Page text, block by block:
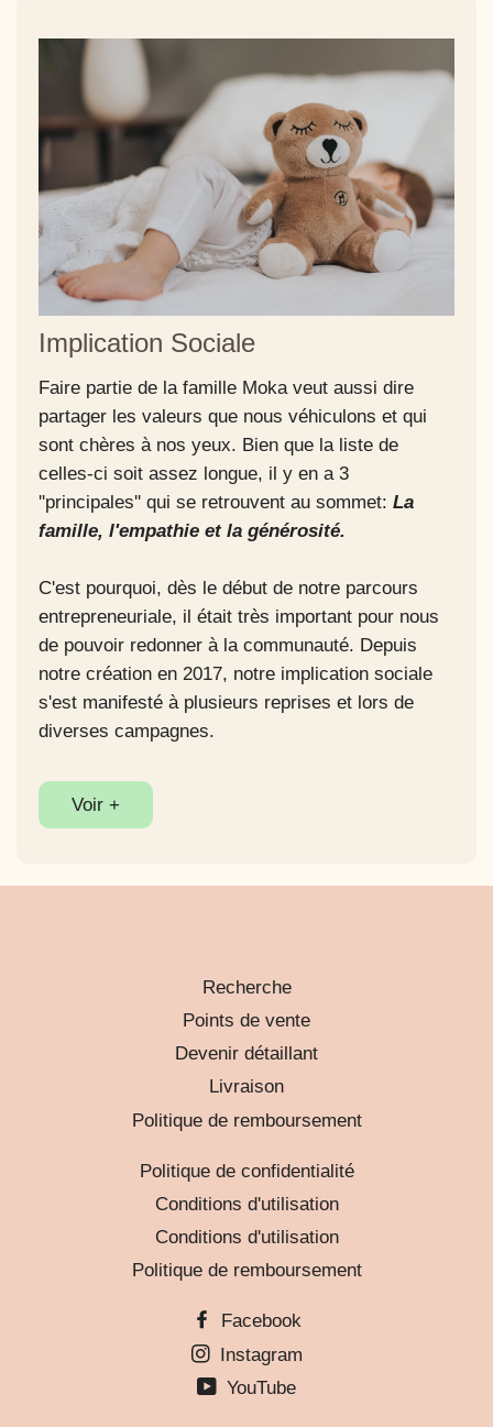
Implication Sociale
Faire partie de la famille Moka veut aussi dire
partager les valeurs que nous véhiculons et qui
sont chères à nos yeux. Bien que la liste de
celles-ci soit assez longue, il y en a 3
''principales'' qui se retrouvent au sommet: La
famille, l'empathie et la générosité.
C'est pourquoi, dès le début de notre parcours
entrepreneuriale, il était très important pour nous
de pouvoir redonner à la communauté. Depuis
notre création en 2017, notre implication sociale
s'est manifesté à plusieurs reprises et lors de
diverses campagnes.
Voir +
Recherche
Points de vente
Devenir détaillant
Livraison
Politique de remboursement
Politique de confidentialité
Conditions d'utilisation
Conditions d'utilisation
Politique de remboursement
Facebook
Instagram
YouTube